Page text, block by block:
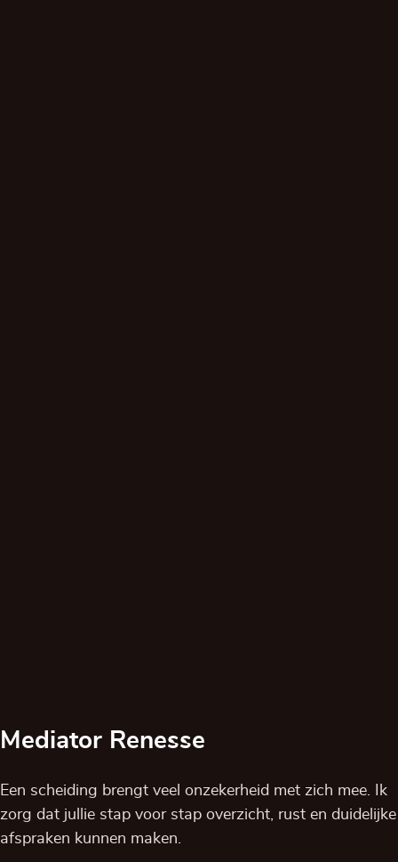
Mediator Renesse
Een scheiding brengt veel onzekerheid met zich mee. Ik
zorg dat jullie stap voor stap overzicht, rust en duidelijke
afspraken kunnen maken.